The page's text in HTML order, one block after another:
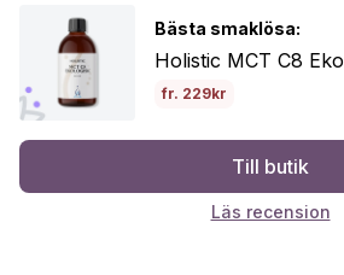
Bästa smaklösa:
Holistic MCT C8 Eko
fr. 229kr
Till butik
Läs recension